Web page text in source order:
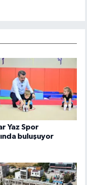
Yaz Spor
buluşuyor